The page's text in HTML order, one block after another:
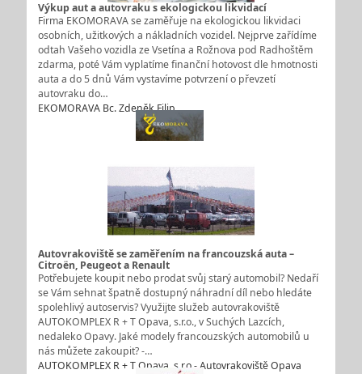
Výkup aut a autovraku s ekologickou likvidací
Firma EKOMORAVA se zaměřuje na ekologickou likvidaci
osobních, užitkových a nákladních vozidel. Nejprve zařídíme
odtah Vašeho vozidla ze Vsetína a Rožnova pod Radhoštěm
zdarma, poté Vám vyplatíme finanční hotovost dle hmotnosti
auta a do 5 dnů Vám vystavíme potvrzení o převzetí
autovraku do…
EKOMORAVA Bc. Zdeněk Filip
Autovrakoviště se zaměřením na francouzská auta –
Citroën, Peugeot a Renault
Potřebujete koupit nebo prodat svůj starý automobil? Nedaří
se Vám sehnat špatně dostupný náhradní díl nebo hledáte
spolehlivý autoservis? Využijte služeb autovrakoviště
AUTOKOMPLEX R + T Opava, s.r.o., v Suchých Lazcích,
nedaleko Opavy. Jaké modely francouzských automobilů u
nás můžete zakoupit? -…
AUTOKOMPLEX R + T Opava, s.r.o - Autovrakoviště Opava